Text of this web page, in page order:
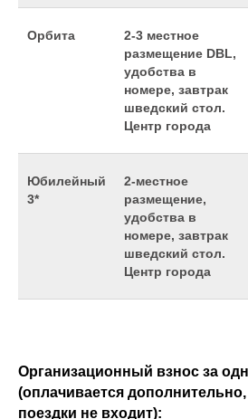
Орбита
2-3 местное
размещение DBL,
удобства в
номере, завтрак
шведский стол.
Центр города
Юбилейный
3*
2-местное
размещение,
удобства в
номере, завтрак
шведский стол.
Центр города
Организационный взнос за
(оплачивается
поездки не входит):